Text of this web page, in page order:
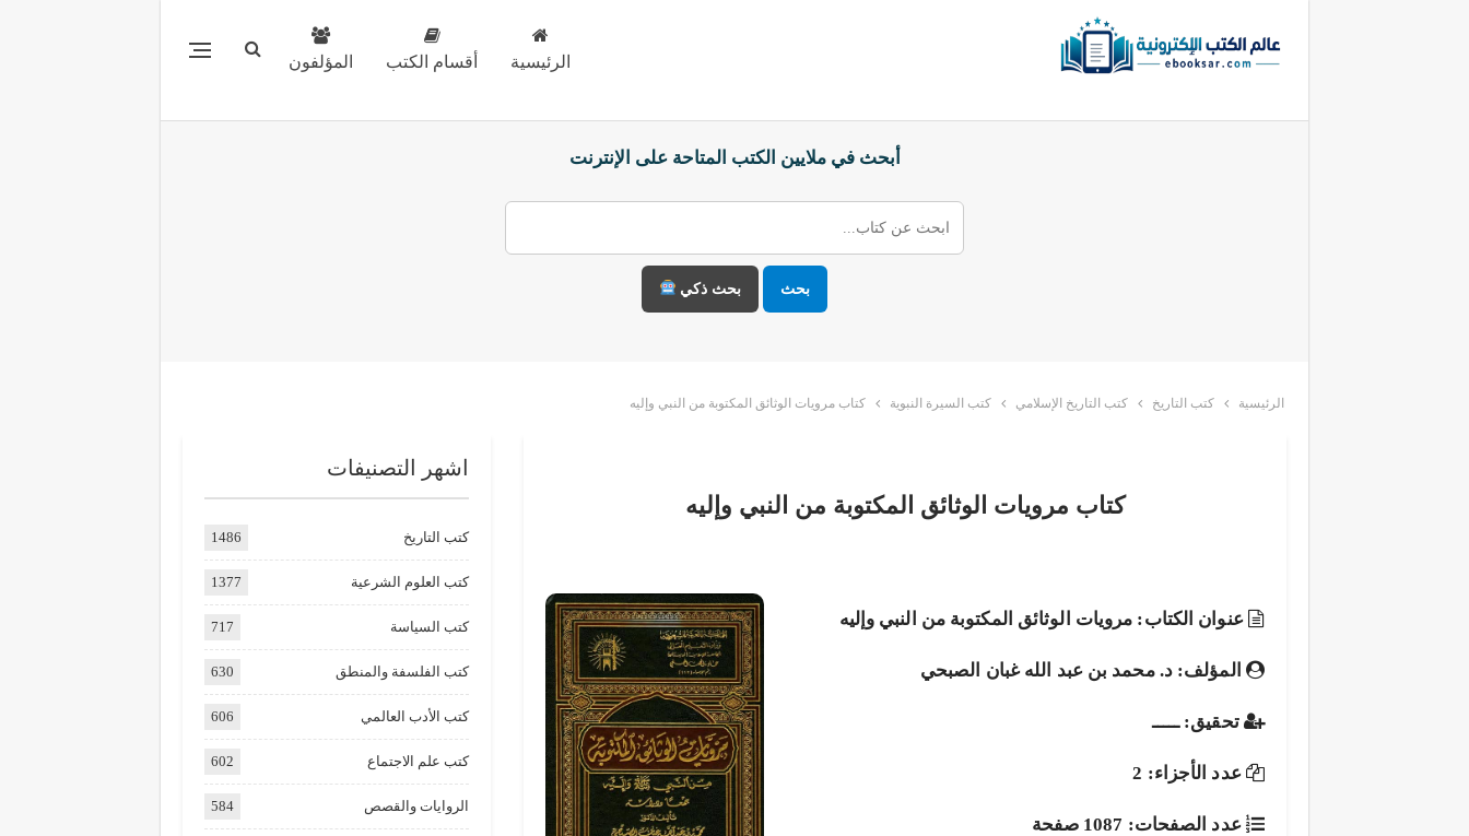
الرئيسية أقسام الكتب المؤلفون
أبحث في ملايين الكتب المتاحة على الإنترنت
بحث بحث ذكي
الرئيسية كتب التاريخ كتب التاريخ الإسلامي كتب السيرة النبوية كتاب مرويات الوثائق المكتوبة من النبي وإليه
كتاب مرويات الوثائق المكتوبة من النبي وإليه
عنوان الكتاب: مرويات الوثائق المكتوبة من النبي وإليه
المؤلف: د. محمد بن عبد الله غبان الصبحي
تحقيق: ـــــ
عدد الأجزاء: 2
عدد الصفحات: 1087 صفحة
اشهر التصنيفات
كتب التاريخ 1486
كتب العلوم الشرعية 1377
كتب السياسة 717
كتب الفلسفة والمنطق 630
كتب الأدب العالمي 606
كتب علم الاجتماع 602
الروايات والقصص 584